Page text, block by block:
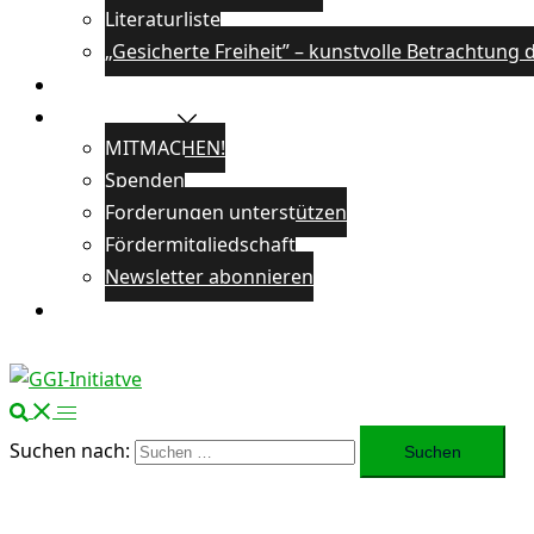
Literaturliste
„Gesicherte Freiheit” – kunstvolle Betrachtung
Veranstaltungen
Unterstützen
MITMACHEN!
Spenden
Forderungen unterstützen
Fördermitgliedschaft
Newsletter abonnieren
Öffentlichkeitsarbeit
Suchen nach: